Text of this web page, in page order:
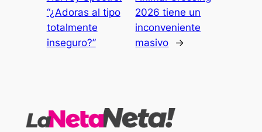
“¿Adoras al tipo
totalmente
inseguro?”
2026 tiene un
inconveniente
masivo
→